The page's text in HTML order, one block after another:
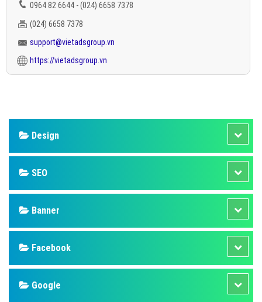
0964 82 6644 - (024) 6658 7378
(024) 6658 7378
support@vietadsgroup.vn
https://vietadsgroup.vn
Design
SEO
Banner
Facebook
Google